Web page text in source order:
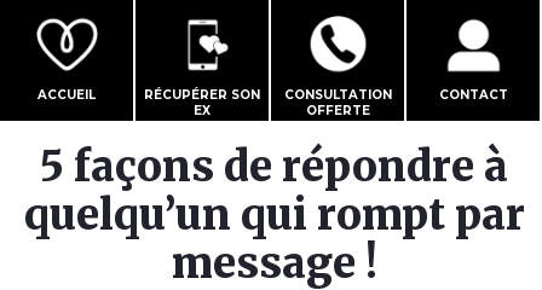
ACCUEIL
RÉCUPÉRER SON
EX
CONSULTATION
OFFERTE
CONTACT
5 façons de répondre à
quelqu’un qui rompt par
message !